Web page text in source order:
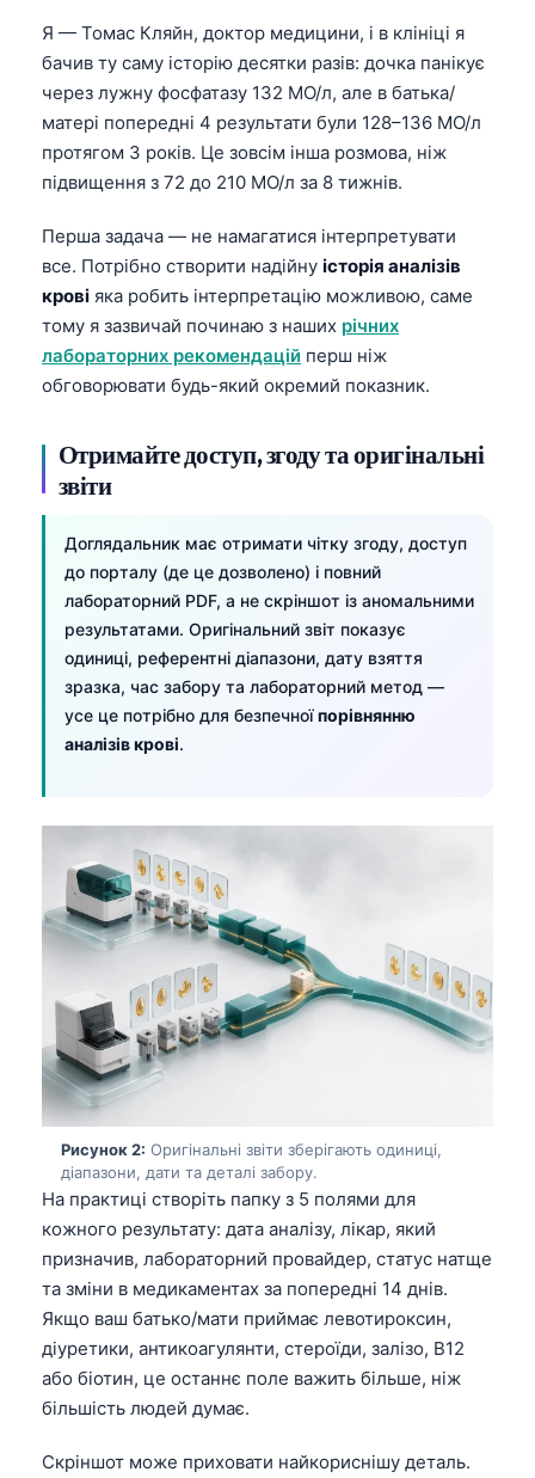
Я — Томас Кляйн, доктор медицини, і в клініці я
бачив ту саму історію десятки разів: дочка панікує
через лужну фосфатазу 132 МО/л, але в батька/
матері попередні 4 результати були 128–136 МО/л
протягом 3 років. Це зовсім інша розмова, ніж
підвищення з 72 до 210 МО/л за 8 тижнів.
Перша задача — не намагатися інтерпретувати
все. Потрібно створити надійну історія аналізів
крові яка робить інтерпретацію можливою, саме
тому я зазвичай починаю з наших річних
лабораторних рекомендацій перш ніж
обговорювати будь-який окремий показник.
Отримайте доступ, згоду та оригінальні
звіти
Доглядальник має отримати чітку згоду, доступ
до порталу (де це дозволено) і повний
лабораторний PDF, а не скріншот із аномальними
результатами. Оригінальний звіт показує
одиниці, референтні діапазони, дату взяття
зразка, час забору та лабораторний метод —
усе це потрібно для безпечноїпорівнянню
аналізів крові.
Рисунок 2: Оригінальні звіти зберігають одиниці,
діапазони, дати та деталі забору.
На практиці створіть папку з 5 полями для
кожного результату: дата аналізу, лікар, який
призначив, лабораторний провайдер, статус натще
та зміни в медикаментах за попередні 14 днів.
Якщо ваш батько/мати приймає левотироксин,
діуретики, антикоагулянти, стероїди, залізо, B12
або біотин, це останнє поле важить більше, ніж
більшість людей думає.
Скріншот може приховати найкориснішу деталь.